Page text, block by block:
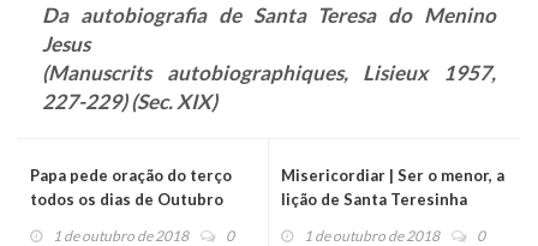
Da autobiografia de Santa Teresa do Menino
Jesus
(Manuscrits autobiographiques, Lisieux 1957,
227-229) (Sec. XIX)
Papa pede oração do terço
todos os dias de Outubro
1 de outubro de 2018 0
Misericordiar | Ser o menor, a
lição de Santa Teresinha
1 de outubro de 2018 0